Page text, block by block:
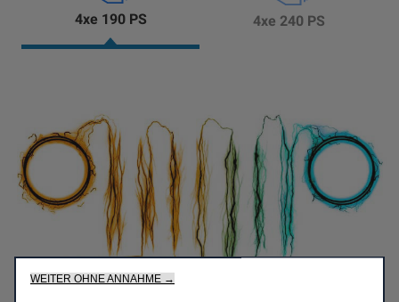
4xe 190 PS 4xe 240 PS
WEITER OHNE ANNAHME →